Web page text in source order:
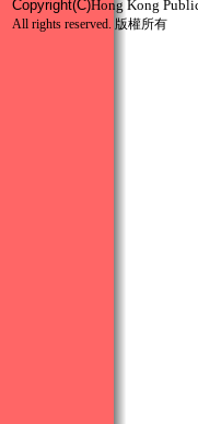
Copyright(C)Hong Kong
All rights reserved. 版權所有